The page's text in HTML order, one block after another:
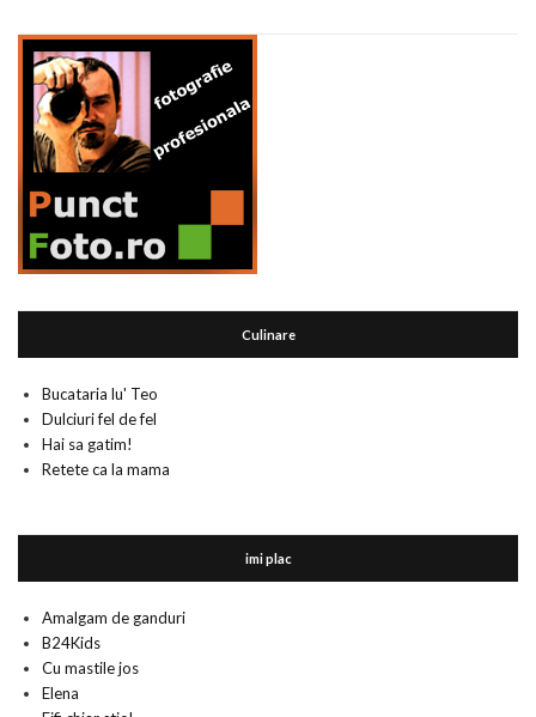
Culinare
Bucataria lu' Teo
Dulciuri fel de fel
Hai sa gatim!
Retete ca la mama
imi plac
Amalgam de ganduri
B24Kids
Cu mastile jos
Elena